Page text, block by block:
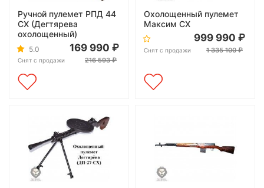
Ручной пулемет РПД 44
СХ (Дегтярева
охолощенный)
5.0
Снят с продажи
169 990
216 593
Охолощенный пулемет
Максим СХ
Снят с продажи
999 990
1 335 100